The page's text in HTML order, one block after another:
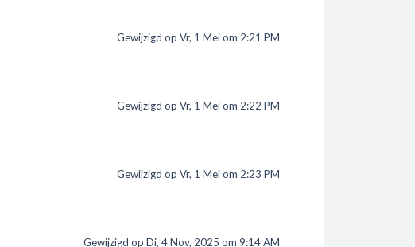
Gewijzigd op Vr, 1 Mei om 2:21 PM
Gewijzigd op Vr, 1 Mei om 2:22 PM
Gewijzigd op Vr, 1 Mei om 2:23 PM
Gewijzigd op Di, 4 Nov, 2025 om 9:14 AM